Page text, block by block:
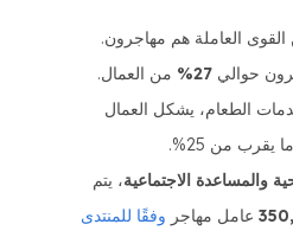
العاملة هم مهاجرون.
حوالي 27%
من العمال.
الطعام، يشكل العمال
من 25%.
والمساعدة الاجتماعية، يتم
عامل مهاجر وفقًا للمنتدى